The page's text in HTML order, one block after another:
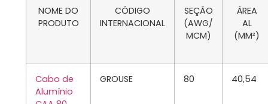
NOME DO
PRODUTO
CÓDIGO
INTERNACIONAL
SEÇÃO
(AWG/
MCM)
ÁREA
AL
(MM²)
Cabo de
Alumínio
GROUSE 80 40,54